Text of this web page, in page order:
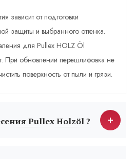
зависит от подготовки
защиты и выбранного оттенка.
для Pullex HOLZ Öl
При обновлении перешлифовка не
поверхность от пыли и грязи.
Pullex Holzöl ?